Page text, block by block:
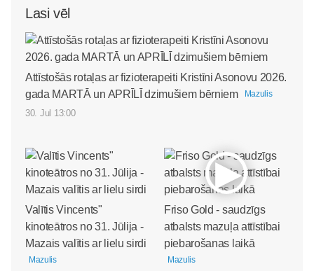
Lasi vēl
Attīstošās rotaļas ar fizioterapeiti Kristīni Asonovu 2026.
gada MARTĀ un APRĪLĪ dzimušiem bērniem
Mazulis
30. Jul 13:00
Valītis Vincents"
kinoteātros no 31. Jūlija -
Mazais valītis ar lielu sirdi
Mazulis
Friso Gold - saudzīgs
atbalsts mazuļa attīstībai
piebarošanas laikā
Mazulis